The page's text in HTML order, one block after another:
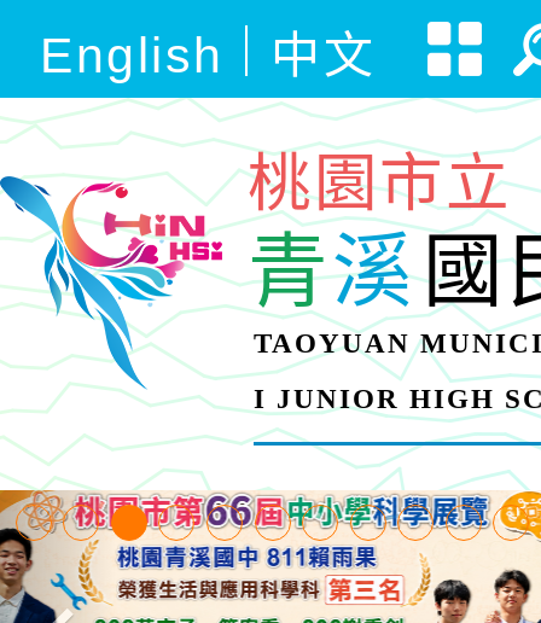
English 中文
桃園市立
青溪國
TAOYUAN
I JUNIOR HIGH